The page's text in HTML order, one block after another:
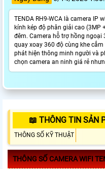
TENDA RH9-WCA là camera IP
kính kép độ phân giải cao (3MP
đêm. Camera hỗ trợ hồng ngoại
quay xoay 360 độ cùng khe
phát hiện thông minh người và
chọn camera an ninh giá rẻ
📖 THÔNG TIN SẢN
THÔNG SỐ KỸ THUẬT
THÔNG SỐ CAMERA WIFI